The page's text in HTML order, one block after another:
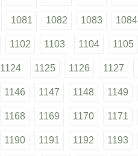
1081 1082 1083 1084
1102 1103 1104 1105
1124 1125 1126 1127
1146 1147 1148 1149
1168 1169 1170 1171
1190 1191 1192 1193